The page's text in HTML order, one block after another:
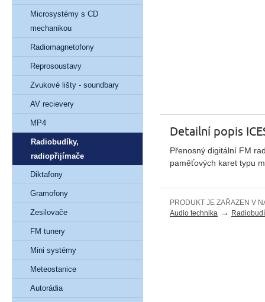
Detailní popis
Přenosný digitální FM
paměťových karet typu
PRODUKT JE ZAŘAZEN V
Audio technika →
Microsystémy s CD
mechanikou
Radiomagnetofony
Reprosoustavy
Zvukové lišty - soundbary
AV recievery
MP4
Radiobudíky,
radiopřijímače
Diktafony
Gramofony
Zesilovače
FM tunery
Mini systémy
Meteostanice
Autorádia